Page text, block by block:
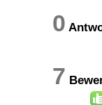
0
7